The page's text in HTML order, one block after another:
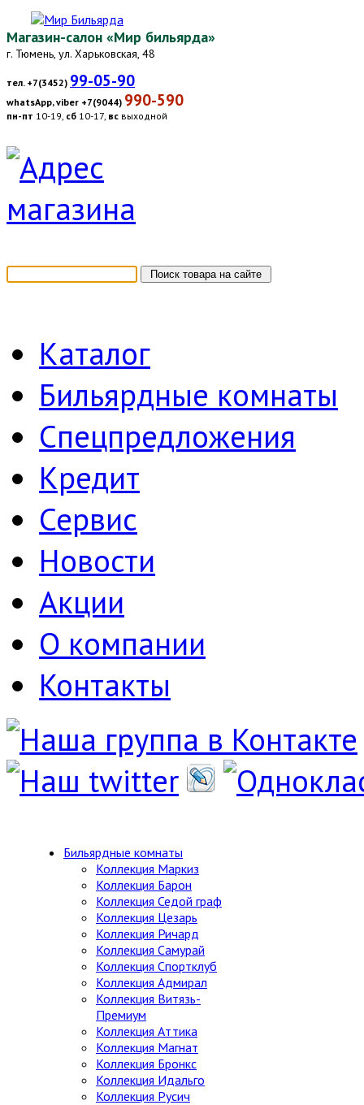
Магазин-салон «Мир бильярда»
г. Тюмень, ул. Харьковская, 48
тел. +7(3452) 99-05-90
whatsApp, viber +7(9044) 990-590
пн-пт 10-19, сб 10-17, вс выходной
Каталог
Бильярдные комнаты
Спецпредложения
Кредит
Сервис
Новости
Акции
О компании
Контакты
Бильярдные комнаты
Коллекция Маркиз
Коллекция Барон
Коллекция Седой граф
Коллекция Цезарь
Коллекция Ричард
Коллекция Самурай
Коллекция Спортклуб
Коллекция Адмирал
Коллекция Витязь-
Премиум
Коллекция Аттика
Коллекция Магнат
Коллекция Бронкс
Коллекция Идальго
Коллекция Русич